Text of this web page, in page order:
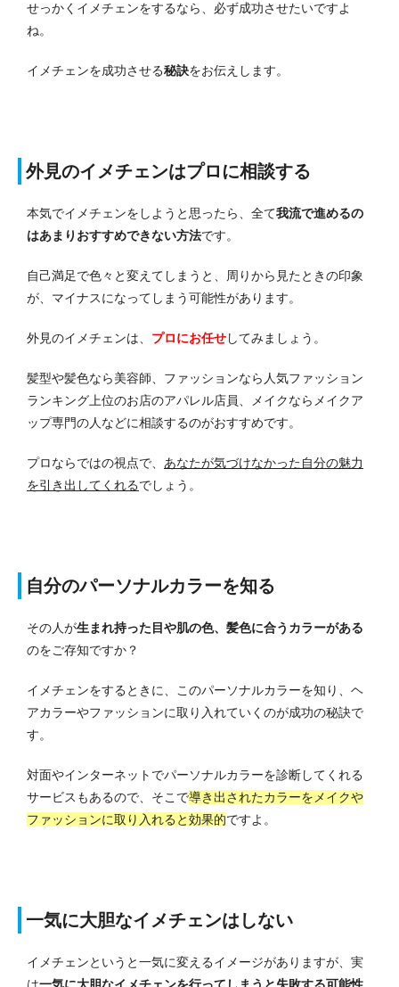
せっかくイメチェンをするなら、必ず成功させたいですよ
ね。
イメチェンを成功させる秘訣をお伝えします。
外見のイメチェンはプロに相談する
本気でイメチェンをしようと思ったら、全て我流で進めるの
はあまりおすすめできない方法です。
自己満足で色々と変えてしまうと、周りから見たときの印象
が、マイナスになってしまう可能性があります。
外見のイメチェンは、 プロにお任せしてみましょう。
髪型や髪色なら美容師、ファッションなら人気ファッション
ランキング上位のお店のアパレル店員、メイクならメイクア
ップ専門の人などに相談するのがおすすめです。
プロならではの視点で、 あなたが気づけなかった自分の魅力
を引き出してくれるでしょう。
自分のパーソナルカラーを知る
その人が生まれ持った目や肌の色、髪色に合うカラーがある
のをご存知ですか？
イメチェンをするときに、このパーソナルカラーを知り、ヘ
アカラーやファッションに取り入れていくのが成功の秘訣で
す。
対面やインターネットでパーソナルカラーを診断してくれる
サービスもあるので、そこで導き出されたカラーをメイクや
ファッションに取り入れると効果的ですよ。
一気に大胆なイメチェンはしない
イメチェンというと一気に変えるイメージがありますが、実